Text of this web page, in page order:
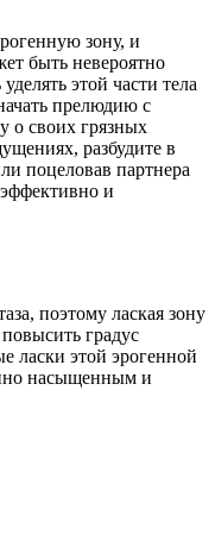
зону, и
быть невероятно
этой части тела
прелюдию с
о своих грязных
разбудите в
поцеловав партнера
и
поэтому лаская зону
градус
ласки этой эрогенной
насыщенным и